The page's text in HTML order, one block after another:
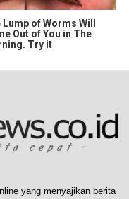
Lump of Worms Will
Out of You in The
Try it
yang menyajikan berita